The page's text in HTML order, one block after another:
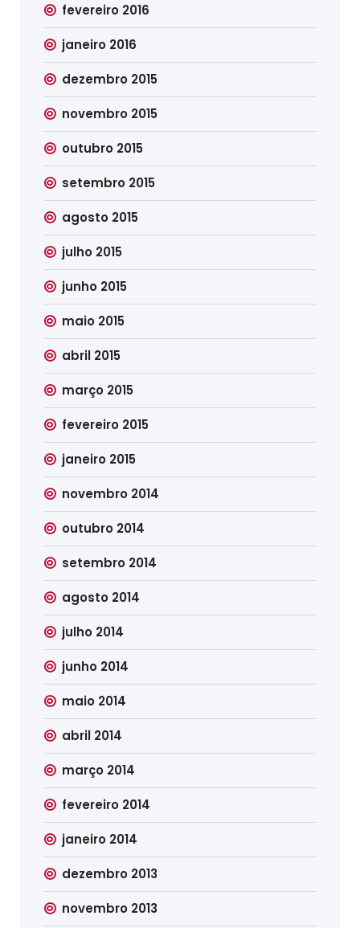
fevereiro 2016
janeiro 2016
dezembro 2015
novembro 2015
outubro 2015
setembro 2015
agosto 2015
julho 2015
junho 2015
maio 2015
abril 2015
março 2015
fevereiro 2015
janeiro 2015
novembro 2014
outubro 2014
setembro 2014
agosto 2014
julho 2014
junho 2014
maio 2014
abril 2014
março 2014
fevereiro 2014
janeiro 2014
dezembro 2013
novembro 2013